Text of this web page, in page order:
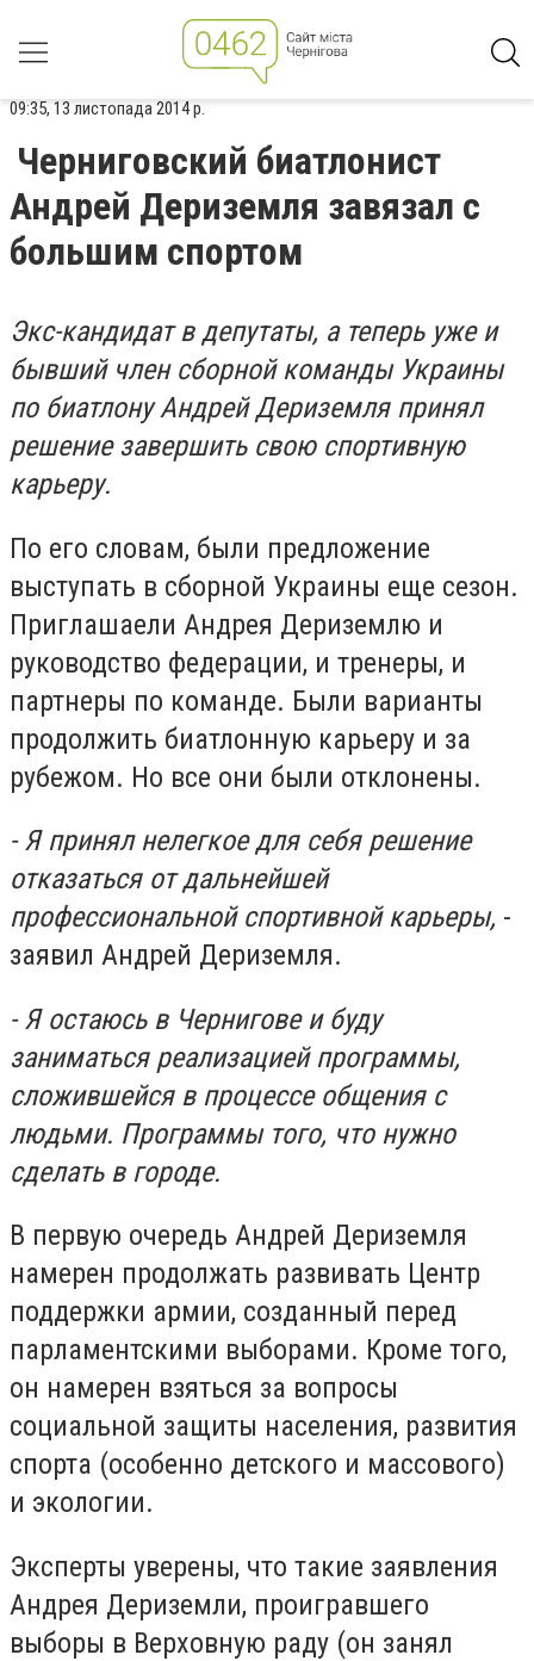
09:35, 13 листопада 2014 р.
Черниговский биатлонист
Андрей Дериземля завязал с
большим спортом
Экс-кандидат в депутаты, а теперь уже и
бывший член сборной команды Украины
по биатлону Андрей Дериземля принял
решение завершить свою спортивную
карьеру.
По его словам, были предложение
выступать в сборной Украины еще сезон.
Приглашаели Андрея Дериземлю и
руководство федерации, и тренеры, и
партнеры по команде. Были варианты
продолжить биатлонную карьеру и за
рубежом. Но все они были отклонены.
- Я принял нелегкое для себя решение
отказаться от дальнейшей
профессиональной спортивной карьеры, -
заявил Андрей Дериземля.
- Я остаюсь в Чернигове и буду
заниматься реализацией программы,
сложившейся в процессе общения с
людьми. Программы того, что нужно
сделать в городе.
В первую очередь Андрей Дериземля
намерен продолжать развивать Центр
поддержки армии, созданный перед
парламентскими выборами. Кроме того,
он намерен взяться за вопросы
социальной защиты населения, развития
спорта (особенно детского и массового)
и экологии.
Эксперты уверены, что такие заявления
Андрея Дериземли, проигравшего
выборы в Верховную раду (он занял